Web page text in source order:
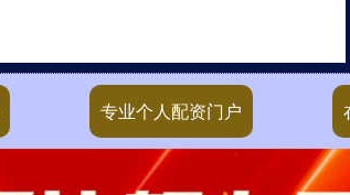
专业个人配资门户